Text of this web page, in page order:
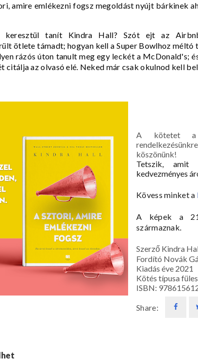
amire emlékezni fogsz megoldást nyújt bárkinek
keresztül tanít Kindra Hall? Szót ejt az
ötlete támadt; hogyan kell a Super Bowlhoz
rázós úton tanult meg egy leckét a McDonald's;
citálja az olvasó elé. Neked már csak okulnod kell
A kötetet a
köszönünk!
Tetszik, amit
kedvezményes
Kövess minket a
A képek a
származnak.
Szerző Kindra
Fordító Novák
Kiadás éve 2021
Kötés típusa
ISBN:
Share: